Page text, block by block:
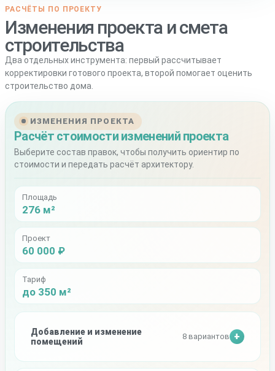
РАСЧЁТЫ ПО ПРОЕКТУ
Изменения проекта и смета
строительства
Два отдельных инструмента: первый рассчитывает
корректировки готового проекта, второй помогает оценить
строительство дома.
ИЗМЕНЕНИЯ ПРОЕКТА
Расчёт стоимости изменений проекта
Выберите состав правок, чтобы получить ориентир по
стоимости и передать расчёт архитектору.
Площадь
276 м²
Проект
60 000 ₽
Тариф
до 350 м²
Добавление и изменение
помещений
8 вариантов